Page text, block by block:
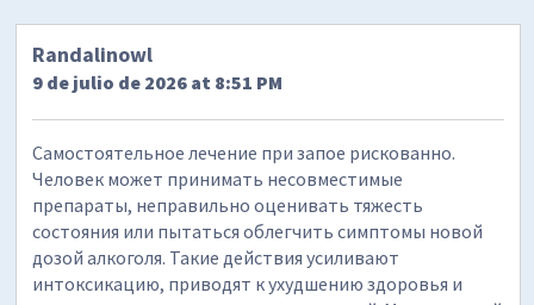
Randalinowl
9 de julio de 2026 at 8:51 PM
Самостоятельное лечение при запое рискованно.
Человек может принимать несовместимые
препараты, неправильно оценивать тяжесть
состояния или пытаться облегчить симптомы новой
дозой алкоголя. Такие действия усиливают
интоксикацию, приводят к ухудшению здоровья и